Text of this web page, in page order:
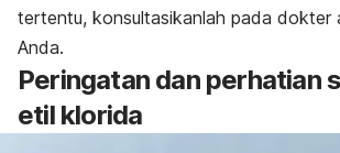
tertentu, konsultasikanlah pada dokter
Anda.
Peringatan dan perhatian
etil klorida